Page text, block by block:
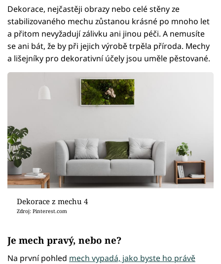
Dekorace, nejčastěji obrazy nebo celé stěny ze
stabilizovaného mechu zůstanou krásné po mnoho let
a přitom nevyžadují zálivku ani jinou péči. A nemusíte
se ani bát, že by při jejich výrobě trpěla příroda. Mechy
a lišejníky pro dekorativní účely jsou uměle pěstované.
Dekorace z mechu 4
Zdroj: Pinterest.com
Je mech pravý, nebo ne?
Na první pohled mech vypadá, jako byste ho právě